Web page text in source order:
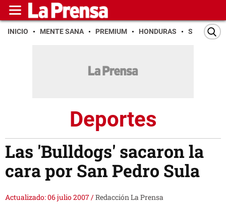
INICIO MENTE SANA PREMIUM HONDURAS SAN PEDRO
Deportes
Las 'Bulldogs' sacaron la
cara por San Pedro Sula
Actualizado: 06 julio 2007/Redacción La Prensa